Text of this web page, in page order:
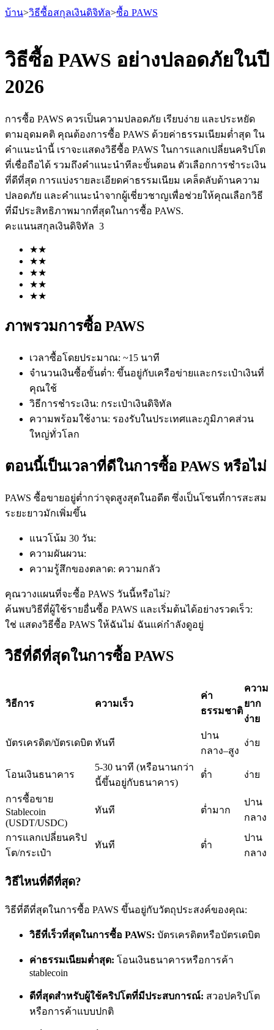
ฟิวเจอร์ส
ฟิวเจอร์ส USDT
ฟิวเจอร์สที่ใช้ USDT เป็นหลักประกัน
ฟิวเจอร์ส COIN-M
ฟิวเจอร์สสกุลเงินดิจิทัล
อนุพันธ์ของหุ้น ฟอเร็กซ์ โลหะมีค่า และสินค้าโภคภัณฑ์
ฟิวเจอร์ส USDC
ฟิวเจอร์สที่ใช้ USDC เป็นหลักประกัน
เข้าร่วมกับเทรดเดอร์ชั้นนำ
เป็นเทรดเดอร์คัดลอก
เพลิดเพลินกับการแบ่งปันผลกำไรและค่าคอมมิชชั่นการคัด
บ้าน>วิธีซื้อสกุลเงินดิจิทัล>ซื้อ PAWS
วิธีซื้อ PAWS อย่างปลอดภัยในปี
2026
การซื้อ PAWS ควรเป็นความปลอดภัย เรียบง่าย และประหยัด
ตามอุดมคติ คุณต้องการซื้อ PAWS ด้วยค่าธรรมเนียมต่ำสุด ใน
คำแนะนำนี้ เราจะแสดงวิธีซื้อ PAWS ในการแลกเปลี่ยนคริปโต
ที่เชื่อถือได้ รวมถึงคำแนะนำทีละขั้นตอน ตัวเลือกการชำระเงิน
ที่ดีที่สุด การแบ่งรายละเอียดค่าธรรมเนียม เคล็ดลับด้านความ
ปลอดภัย และคำแนะนำจากผู้เชี่ยวชาญเพื่อช่วยให้คุณเลือกวิธี
ที่มีประสิทธิภาพมากที่สุดในการซื้อ PAWS.
คะแนนสกุลเงินดิจิทัล 3
★★
★★
★★
★★
★★
ภาพรวมการซื้อ PAWS
เวลาซื้อโดยประมาณ: ~15 นาที
จำนวนเงินซื้อขั้นต่ำ: ขึ้นอยู่กับเครือข่ายและกระเป๋าเงินที่
คุณใช้
วิธีการชำระเงิน: กระเป๋าเงินดิจิทัล
ความพร้อมใช้งาน: รองรับในประเทศและภูมิภาคส่วน
ใหญ่ทั่วโลก
ตอนนี้เป็นเวลาที่ดีในการซื้อ PAWS หรือไม่
PAWS ซื้อขายอยู่ต่ำกว่าจุดสูงสุดในอดีต ซึ่งเป็นโซนที่การสะสม
ระยะยาวมักเพิ่มขึ้น
แนวโน้ม 30 วัน:
ความผันผวน:
ความรู้สึกของตลาด: ความกลัว
คุณวางแผนที่จะซื้อ PAWS วันนี้หรือไม่?
ค้นพบวิธีที่ผู้ใช้รายอื่นซื้อ PAWS และเริ่มต้นได้อย่างรวดเร็ว:
ใช่ แสดงวิธีซื้อ PAWS ให้ฉันไม่ ฉันแค่กำลังดูอยู่
วิธีที่ดีที่สุดในการซื้อ PAWS
วิธีการ ความเร็ว
ค่า
ธรรมชาติ
ความ
ยาก
ง่าย
บัตรเครดิต/บัตรเดบิต ทันที
ปาน
กลาง–สูง
ง่าย
โอนเงินธนาคาร
5-30 นาที (หรือนานกว่า
นี้ขึ้นอยู่กับธนาคาร)
ต่ำ ง่าย
การซื้อขาย
Stablecoin
(USDT/USDC)
ทันที ต่ำมาก
ปาน
กลาง
การแลกเปลี่ยนคริป
โต/กระเป๋า
ทันที ต่ำ
ปาน
กลาง
วิธีไหนที่ดีที่สุด?
วิธีที่ดีที่สุดในการซื้อ PAWS ขึ้นอยู่กับวัตถุประสงค์ของคุณ:
วิธีที่เร็วที่สุดในการซื้อ PAWS: บัตรเครดิตหรือบัตรเดบิต
ค่าธรรมเนียมต่ำสุด: โอนเงินธนาคารหรือการค้า
stablecoin
ดีที่สุดสำหรับผู้ใช้คริปโตที่มีประสบการณ์: สวอปคริปโต
หรือการค้าแบบปกติ